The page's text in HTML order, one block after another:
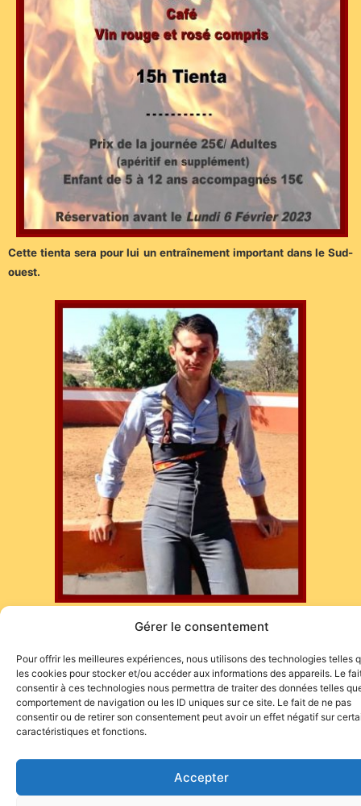
Gérer le consentement
Pour offrir les meilleures expériences, nous utilisons des technologies telles
les cookies pour stocker et/ou accéder aux informations des appareils. Le
consentir à ces technologies nous permettra de traiter des données telles
comportement de navigation ou les ID uniques sur ce site. Le fait de ne pas
consentir ou de retirer son consentement peut avoir un effet négatif sur
caractéristiques et fonctions.
Accepter
Cette tienta sera pour lui un entraînement important dans le Sud-
ouest.
Site de l'association TOROFIESTA